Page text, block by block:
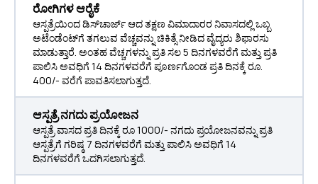
ರೋಗಿಗಳ ಆರೈಕೆ
ಆಸ್ಪತ್ರೆಯಿಂದ ಡಿಸ್‌ಚಾರ್ಜ್ ಆದ ತಕ್ಷಣ ವಿಮಾದಾರರ ನಿವಾಸದಲ್ಲಿ ಒಬ್ಬ
ಅಟೆಂಡೆಂಟ್‌ಗೆ ತಗಲುವ ವೆಚ್ಚವನ್ನು ಚಿಕಿತ್ಸೆ ನೀಡಿದ ವೈದ್ಯರು ಶಿಫಾರಸು
ಮಾಡುತ್ತಾರೆ. ಅಂತಹ ವೆಚ್ಚಗಳನ್ನು ಪ್ರತಿ ಸಲ 5 ದಿನಗಳವರೆಗೆ ಮತ್ತು ಪ್ರತಿ
ಪಾಲಿಸಿ ಅವಧಿಗೆ 14 ದಿನಗಳವರೆಗೆ ಪೂರ್ಣಗೊಂಡ ಪ್ರತಿ ದಿನಕ್ಕೆ ರೂ.
400/- ವರೆಗೆ ಪಾವತಿಸಲಾಗುತ್ತದೆ.
ಆಸ್ಪತ್ರೆ ನಗದು ಪ್ರಯೋಜನ
ಆಸ್ಪತ್ರೆ ವಾಸದ ಪ್ರತಿ ದಿನಕ್ಕೆ ರೂ 1000/- ನಗದು ಪ್ರಯೋಜನವನ್ನು ಪ್ರತಿ
ಆಸ್ಪತ್ರೆಗೆ ಗರಿಷ್ಠ 7 ದಿನಗಳವರೆಗೆ ಮತ್ತು ಪಾಲಿಸಿ ಅವಧಿಗೆ 14
ದಿನಗಳವರೆಗೆ ಒದಗಿಸಲಾಗುತ್ತದೆ.